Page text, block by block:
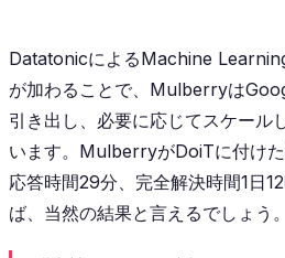
DatatonicによるMachine
が加わることで、Mulberryは
引き出し、必要に応じてスケール
います。MulberryがDoiTに付け
応答時間29分、完全解決時間1日
ば、当然の結果と言えるでしょう。